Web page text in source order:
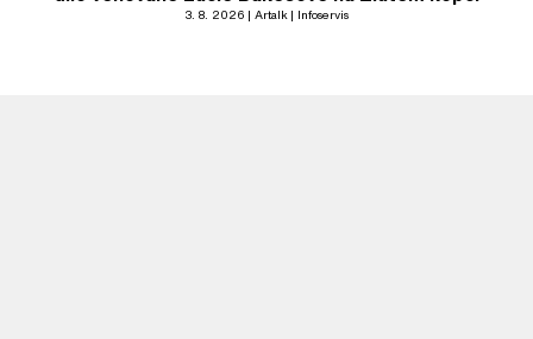
3. 8. 2026 Artalk Infoservis